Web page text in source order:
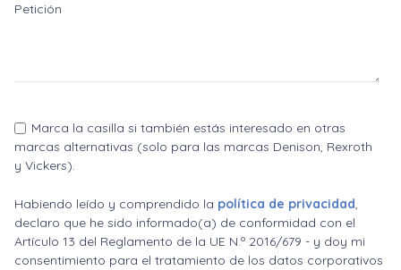
Petición
Marca la casilla si también estás interesado en otras
marcas alternativas (solo para las marcas Denison, Rexroth
y Vickers).
Habiendo leído y comprendido la política de privacidad,
declaro que he sido informado(a) de conformidad con el
Artículo 13 del Reglamento de la UE N.º 2016/679 - y doy mi
consentimiento para el tratamiento de los datos corporativos